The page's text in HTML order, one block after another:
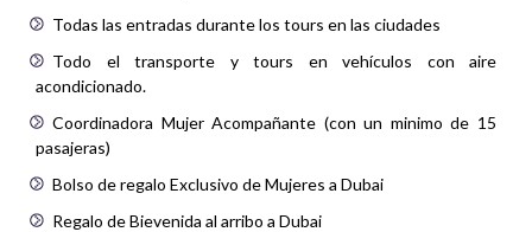
Todas las entradas durante los tours en las ciudades
Todo el transporte y tours en vehículos con aire
acondicionado.
Coordinadora Mujer Acompañante (con un minimo de 15
pasajeras)
Bolso de regalo Exclusivo de Mujeres a Dubai
Regalo de Bievenida al arribo a Dubai